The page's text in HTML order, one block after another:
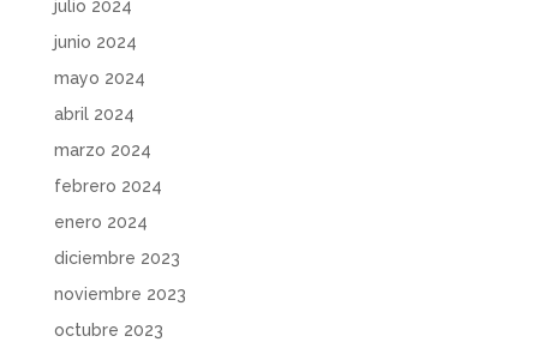
julio 2024
junio 2024
mayo 2024
abril 2024
marzo 2024
febrero 2024
enero 2024
diciembre 2023
noviembre 2023
octubre 2023